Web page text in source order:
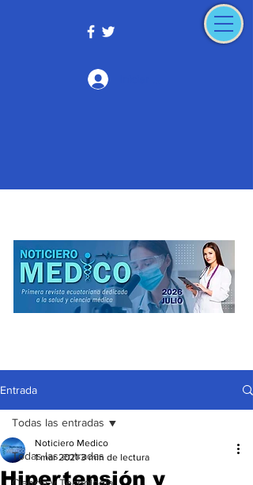
Entrada
Todas las entradas
Todas las entradas
Hipertensión y
Noticiero Medico
1 mar 2021 3 min de lectura